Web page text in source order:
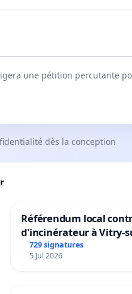
une pétition percutante
dès la conception
Référendum local
d'incinérateur à Vitry-
729 signatures
5 Jul 2026